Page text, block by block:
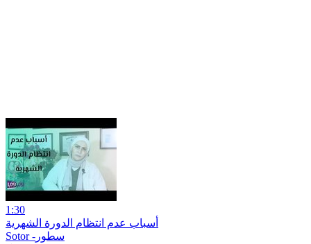
1:30
أسباب عدم انتظام الدورة الشهرية
Sotor -سطور